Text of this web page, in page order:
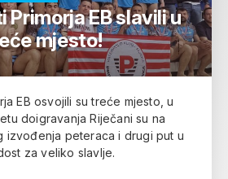
Primorja EB slavili u
mjesto!
EB osvojili su treće mjesto, u
doigravanja Riječani su na
izvođenja peteraca i drugi put u
za veliko slavlje.